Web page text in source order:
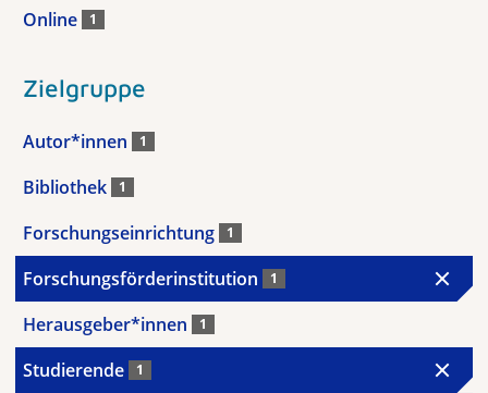
Online 1
Zielgruppe
Autor*innen 1
Bibliothek 1
Forschungseinrichtung 1
Forschungsförderinstitution 1
Herausgeber*innen 1
Studierende 1